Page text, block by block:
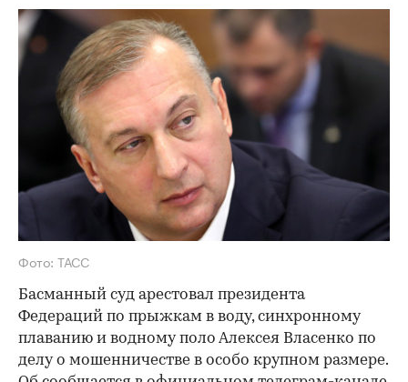
Фото: ТАСС
Басманный суд арестовал президента
Федераций по прыжкам в воду, синхронному
плаванию и водному поло Алексея Власенко по
делу о мошенничестве в особо крупном размере.